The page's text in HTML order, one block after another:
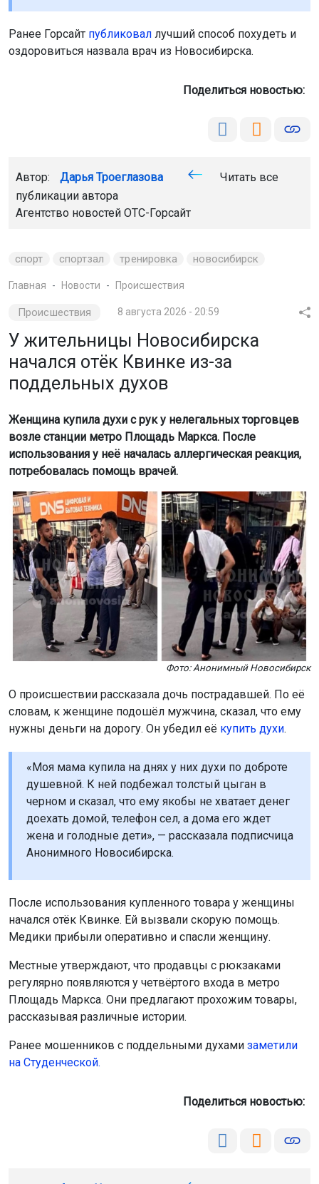
Ранее Горсайт публиковал лучший способ похудеть и
оздоровиться назвала врач из Новосибирска.
Поделиться новостью:
Автор: Дарья Троеглазова
Читать все
публикации автора
Агентство новостей ОТС-Горсайт
спорт спортзал тренировка новосибирск
Главная Новости Происшествия
Происшествия 8 августа 2026 - 20:59
У жительницы Новосибирска
начался отёк Квинке из-за
поддельных духов
Женщина купила духи с рук у нелегальных торговцев
возле станции метро Площадь Маркса. После
использования у неё началась аллергическая реакция,
потребовалась помощь врачей.
Фото: Анонимный Новосибирск
О происшествии рассказала дочь пострадавшей. По её
словам, к женщине подошёл мужчина, сказал, что ему
нужны деньги на дорогу. Он убедил её купить духи.
«Моя мама купила на днях у них духи по доброте
душевной. К ней подбежал толстый цыган в
черном и сказал, что ему якобы не хватает денег
доехать домой, телефон сел, а дома его ждет
жена и голодные дети», — рассказала подписчица
Анонимного Новосибирска.
После использования купленного товара у женщины
начался отёк Квинке. Ей вызвали скорую помощь.
Медики прибыли оперативно и спасли женщину.
Местные утверждают, что продавцы с рюкзаками
регулярно появляются у четвёртого входа в метро
Площадь Маркса. Они предлагают прохожим товары,
рассказывая различные истории.
Ранее мошенников с поддельными духами заметили
на Студенческой.
Поделиться новостью: